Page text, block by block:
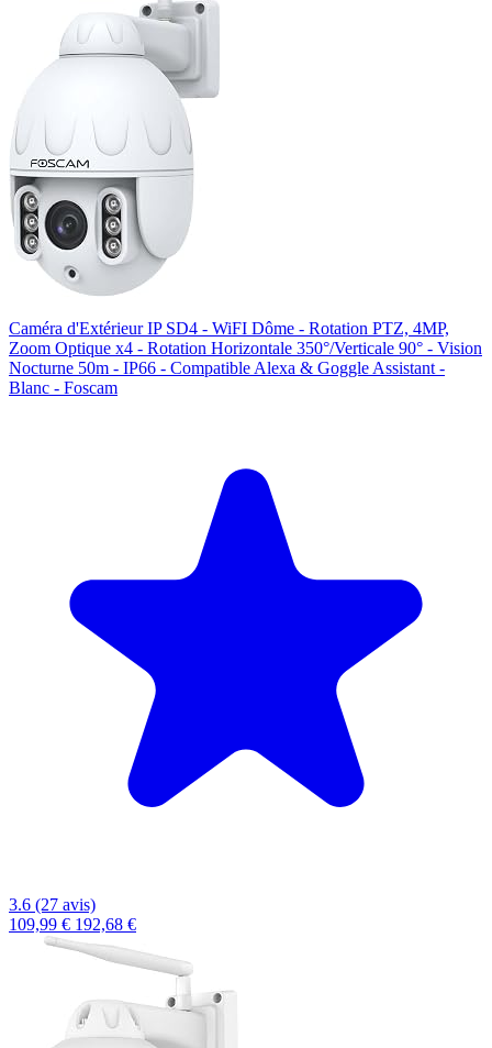
Caméra d'Extérieur IP SD4 - WiFI Dôme - Rotation PTZ, 4MP,
Zoom Optique x4 - Rotation Horizontale 350°/Verticale 90° - Vision
Nocturne 50m - IP66 - Compatible Alexa & Goggle Assistant -
Blanc - Foscam
3.6 (27 avis)
109,99 € 192,68 €